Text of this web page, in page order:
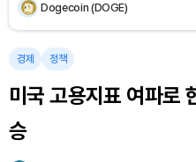
Dogecoin (DOGE)
Bitcoin (BTC)
경제 정책
미국 고용지표 여파로
승